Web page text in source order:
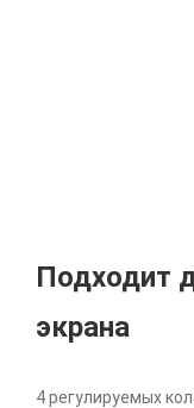
Подходит
экрана
4 регулируемых